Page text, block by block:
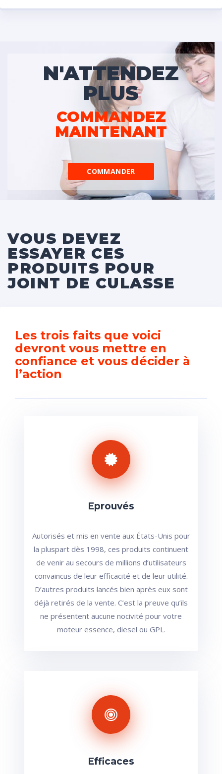
N'ATTENDEZ
PLUS
COMMANDEZ
MAINTENANT
COMMANDER
VOUS DEVEZ
ESSAYER CES
PRODUITS POUR
JOINT DE CULASSE
Les trois faits que voici
devront vous mettre en
confiance et vous décider à
l’action
Eprouvés
Autorisés et mis en vente aux États-Unis pour
la pluspart dès 1998, ces produits continuent
de venir au secours de millions d’utilisateurs
convaincus de leur efficacité et de leur utilité.
D’autres produits lancés bien après eux sont
déjà retirés de la vente. C’est la preuve qu’ils
ne présentent aucune nocivité pour votre
moteur essence, diesel ou GPL.
Efficaces